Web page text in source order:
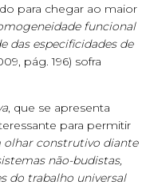
para chegar ao maior
funcional
das especificidades de
pág. 196) sofra
, que se apresenta
para permitir
olhar construtivo diante
não-budistas,
do trabalho universal